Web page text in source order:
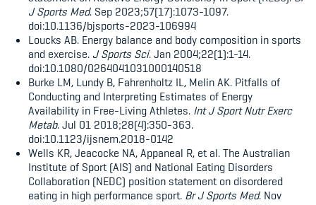
J Sports Med. Sep 2023;57(17):1073-1097.
doi:10.1136/bjsports-2023-106994
Loucks AB. Energy balance and body composition in sports
and exercise. J Sports Sci. Jan 2004;22(1):1-14.
doi:10.1080/0264041031000140518
Burke LM, Lundy B, Fahrenholtz IL, Melin AK. Pitfalls of
Conducting and Interpreting Estimates of Energy
Availability in Free-Living Athletes. Int J Sport Nutr Exerc
Metab. Jul 01 2018;28(4):350-363.
doi:10.1123/ijsnem.2018-0142
Wells KR, Jeacocke NA, Appaneal R, et al. The Australian
Institute of Sport (AIS) and National Eating Disorders
Collaboration (NEDC) position statement on disordered
eating in high performance sport. Br J Sports Med. Nov